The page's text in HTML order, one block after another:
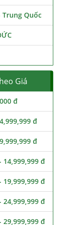
Trung Quốc
Giá
đ
đ
đ
14,999,999 đ
19,999,999 đ
24,999,999 đ
29,999,999 đ